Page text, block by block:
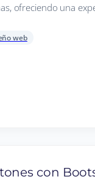
ofreciendo una
web
con